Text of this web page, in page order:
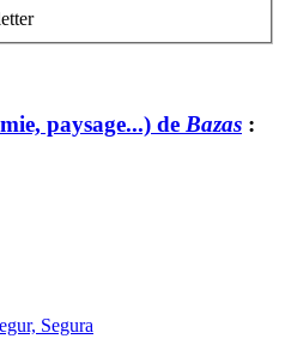
paysage...) de Bazas :
Segura